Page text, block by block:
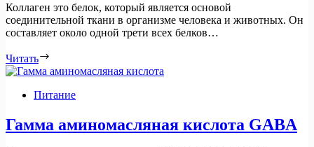
Коллаген это белок, который является основой
соединительной ткани в организме человека и животных. Он
составляет около одной трети всех белков…
Читать
Питание
Гамма аминомасляная кислота GABA